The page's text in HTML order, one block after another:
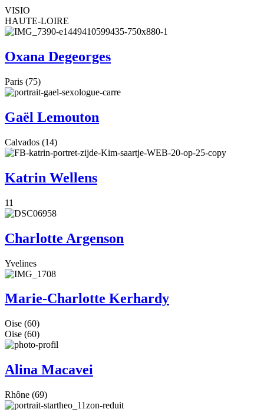
VISIO
HAUTE-LOIRE
Oxana Degeorges
Paris (75)
Gaël Lemouton
Calvados (14)
Katrin Wellens
11
Charlotte Argenson
Yvelines
Marie-Charlotte Kerhardy
Oise (60)
Oise (60)
Alina Macavei
Rhône (69)